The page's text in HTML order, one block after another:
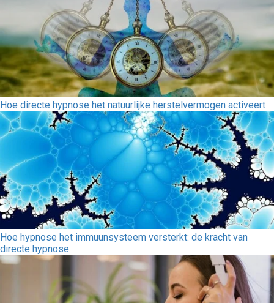
Hoe directe hypnose het natuurlijke herstelvermogen activeert
Hoe hypnose het immuunsysteem versterkt: de kracht van
directe hypnose